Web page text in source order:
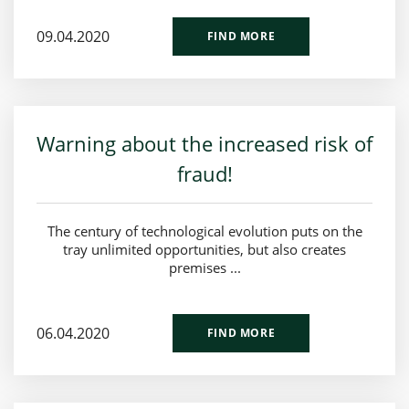
09.04.2020 FIND MORE
Warning about the increased risk of
fraud!
The century of technological evolution puts on the
tray unlimited opportunities, but also creates
premises ...
06.04.2020 FIND MORE